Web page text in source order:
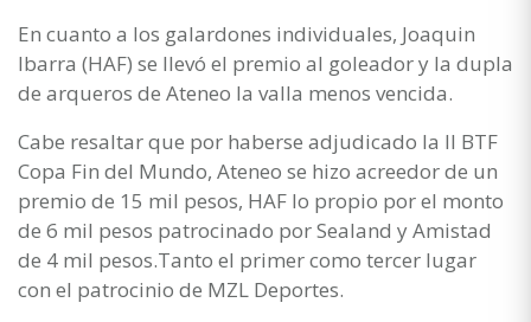
En cuanto a los galardones individuales, Joaquin
Ibarra (HAF) se llevó el premio al goleador y la dupla
de arqueros de Ateneo la valla menos vencida.
Cabe resaltar que por haberse adjudicado la II BTF
Copa Fin del Mundo, Ateneo se hizo acreedor de un
premio de 15 mil pesos, HAF lo propio por el monto
de 6 mil pesos patrocinado por Sealand y Amistad
de 4 mil pesos.Tanto el primer como tercer lugar
con el patrocinio de MZL Deportes.